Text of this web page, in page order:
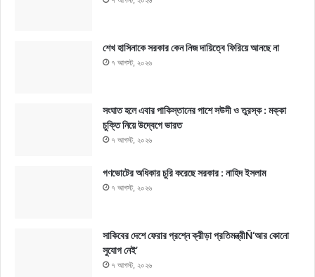
শেখ হাসিনাকে সরকার কেন নিজ দায়িত্বে ফিরিয়ে আনছে না
৭ আগস্ট, ২০২৬
সংঘাত হলে এবার পাকিস্তানের পাশে সউদী ও তুরস্ক : মক্কা
চুক্তি নিয়ে উদ্বেগে ভারত
৭ আগস্ট, ২০২৬
গণভোটের অধিকার চুরি করেছে সরকার : নাহিদ ইসলাম
৭ আগস্ট, ২০২৬
সাকিবের দেশে ফেরার প্রশ্নে ক্রীড়া প্রতিমন্ত্রীÑ‘আর কোনো
সুযোগ নেই’
৭ আগস্ট, ২০২৬